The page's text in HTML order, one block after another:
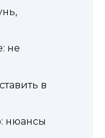
не
в
нюансы